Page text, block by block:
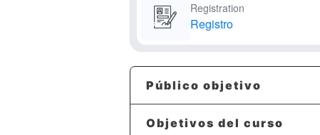
Registration
Registro
Público objetivo
Objetivos del curso